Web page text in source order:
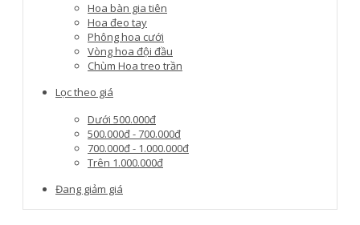
Hoa bàn gia tiên
Hoa đeo tay
Phông hoa cưới
Vòng hoa đội đầu
Chùm Hoa treo trần
Lọc theo giá
Dưới 500.000đ
500.000đ - 700.000đ
700.000đ - 1.000.000đ
Trên 1.000.000đ
Đang giảm giá